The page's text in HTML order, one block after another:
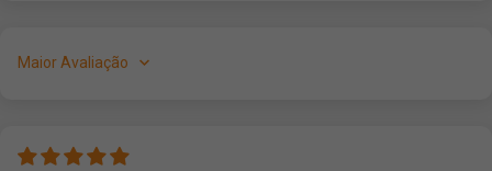
Sort by